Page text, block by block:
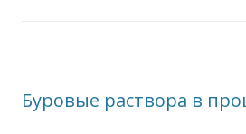
Буровые раствора в